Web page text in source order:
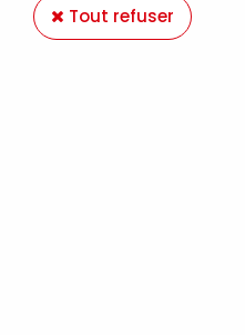
Tout refuser